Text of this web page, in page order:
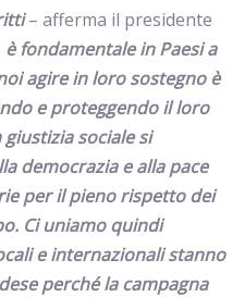
– afferma il presidente
è fondamentale in Paesi a
agire in loro sostegno è
e proteggendo il loro
giustizia sociale si
democrazia e alla pace
per il pieno rispetto dei
Ci uniamo quindi
e internazionali stanno
perché la campagna